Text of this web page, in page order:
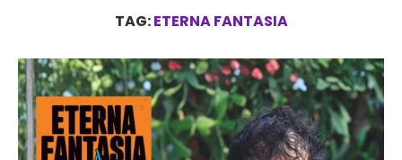
TAG:ETERNA FANTASIA